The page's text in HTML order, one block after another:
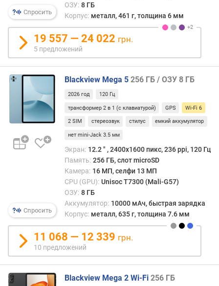
с
о
р
а
(
Г
и
О
ц
и
ф
и
к
а
ц
Спросить
ОЗУ: 8 ГБ
Корпус: металл, 461 г, толщина 6 мм
19 557 — 24 022 грн.
5 предложений
Спросить
Blackview Mega 5 256 ГБ / ОЗУ 8 ГБ
2026 год 120 Гц
трансформер 2 в 1 (с клавиатурой) GPS Wi-Fi 6
2 SIM стереозвук стилус емкий аккумулятор
нет mini-Jack 3.5 мм
Экран: 12.2 ″ , 2400x1600 пикс, 236 ppi, 120 Гц
Память: 256 ГБ, слот microSD
Камера: 16 МП, селфи 13 МП
CPU (GPU): Unisoc T7300 (Mali-G57)
ОЗУ: 8 ГБ
Аккумулятор: 10000 мАч, быстрая зарядка
Корпус: металл, 635 г, толщина 7.6 мм
11 068 — 12 339 грн.
10 предложений
Blackview Mega 2 Wi-Fi 256 ГБ